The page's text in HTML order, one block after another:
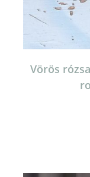
Vörös